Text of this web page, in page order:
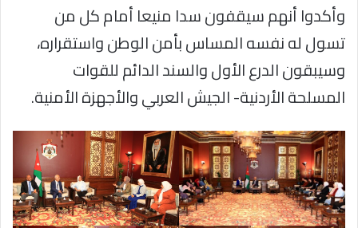
وأكدوا أنهم سيقفون سدا منيعا أمام كل من
تسول له نفسه المساس بأمن الوطن واستقراره،
وسيبقون الدرع الأول والسند الدائم للقوات
المسلحة الأردنية- الجيش العربي والأجهزة الأمنية.